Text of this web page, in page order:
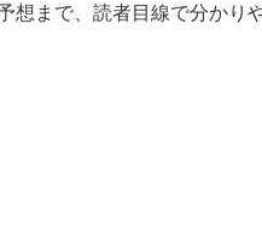
想まで、読者目線で分か